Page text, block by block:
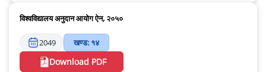
विश्वविद्यालय अनुदान आयोग ऐन, २०५०
2049 खण्ड: १४
Download PDF